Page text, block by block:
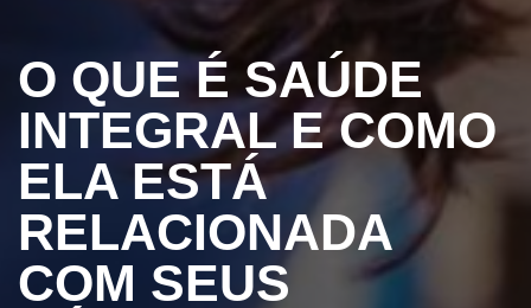
O QUE É SAÚDE
INTEGRAL E COMO
ELA ESTÁ
RELACIONADA
COM SEUS